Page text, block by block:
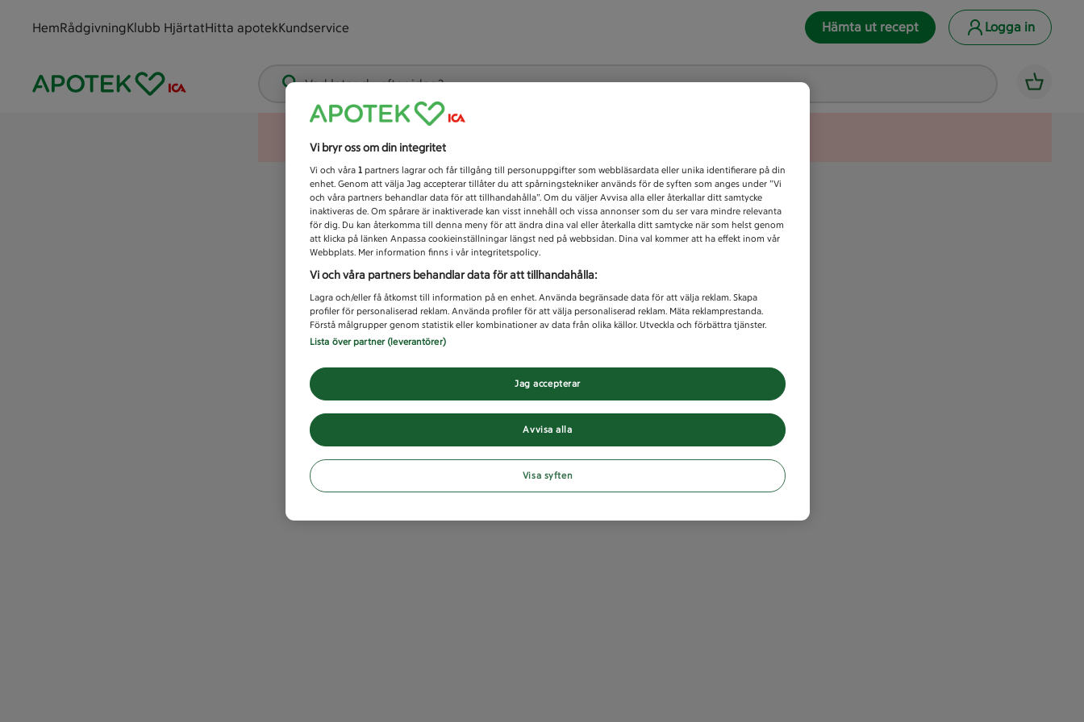
HemRådgivningKlubb HjärtatHitta apotekKundservice Hämta ut recept Logga in
Vad letar du efter idag?
Vi bryr oss om din integritet
Vi och våra 1 partners lagrar och får tillgång till personuppgifter som webbläsardata eller unika identifierare på din
enhet. Genom att välja Jag accepterar tillåter du att spårningstekniker används för de syften som anges under ”Vi
och våra partners behandlar data för att tillhandahålla”. Om du väljer Avvisa alla eller återkallar ditt samtycke
inaktiveras de. Om spårare är inaktiverade kan visst innehåll och vissa annonser som du ser vara mindre relevanta
för dig. Du kan återkomma till denna meny för att ändra dina val eller återkalla ditt samtycke när som helst genom
att klicka på länken Anpassa cookieinställningar längst ned på webbsidan. Dina val kommer att ha effekt inom vår
Webbplats. Mer information finns i vår integritetspolicy.
Vi och våra partners behandlar data för att tillhandahålla:
Lagra och/eller få åtkomst till information på en enhet. Använda begränsade data för att välja reklam. Skapa
profiler för personaliserad reklam. Använda profiler för att välja personaliserad reklam. Mäta reklamprestanda.
Förstå målgrupper genom statistik eller kombinationer av data från olika källor. Utveckla och förbättra tjänster.
Lista över partner (leverantörer)
Avvisa alla
Jag accepterar
Visa syften